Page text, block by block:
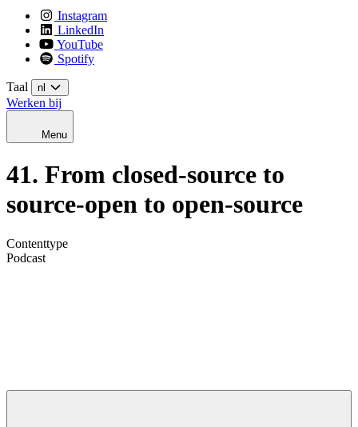
Instagram
LinkedIn
YouTube
Spotify
Taal nl
Werken bij
Menu
41. From closed-source to
source-open to open-source
Contenttype
Podcast